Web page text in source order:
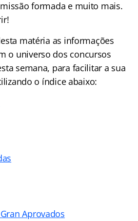
formada e muito mais.
matéria as informações
o universo dos concursos
semana, para facilitar a sua
o índice abaixo:
Aprovados